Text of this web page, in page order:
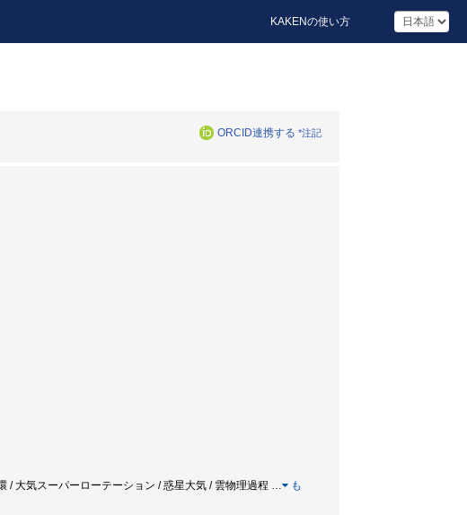
KAKENの使い方
ORCID連携する *注記
/ 大気スーパーローテーション / 惑星大気 / 雲物理過程 …
も